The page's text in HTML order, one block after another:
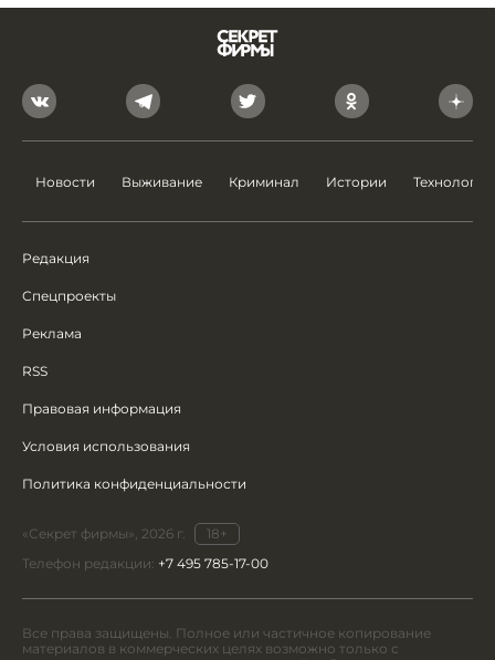
Новости Выживание Криминал Истории Технологии
Редакция
Спецпроекты
Реклама
RSS
Правовая информация
Условия использования
Политика конфиденциальности
«Секрет фирмы», 2026 г.
18+
Телефон редакции: +7 495 785-17-00
Все права защищены. Полное или частичное копирование
материалов в коммерческих целях возможно только с